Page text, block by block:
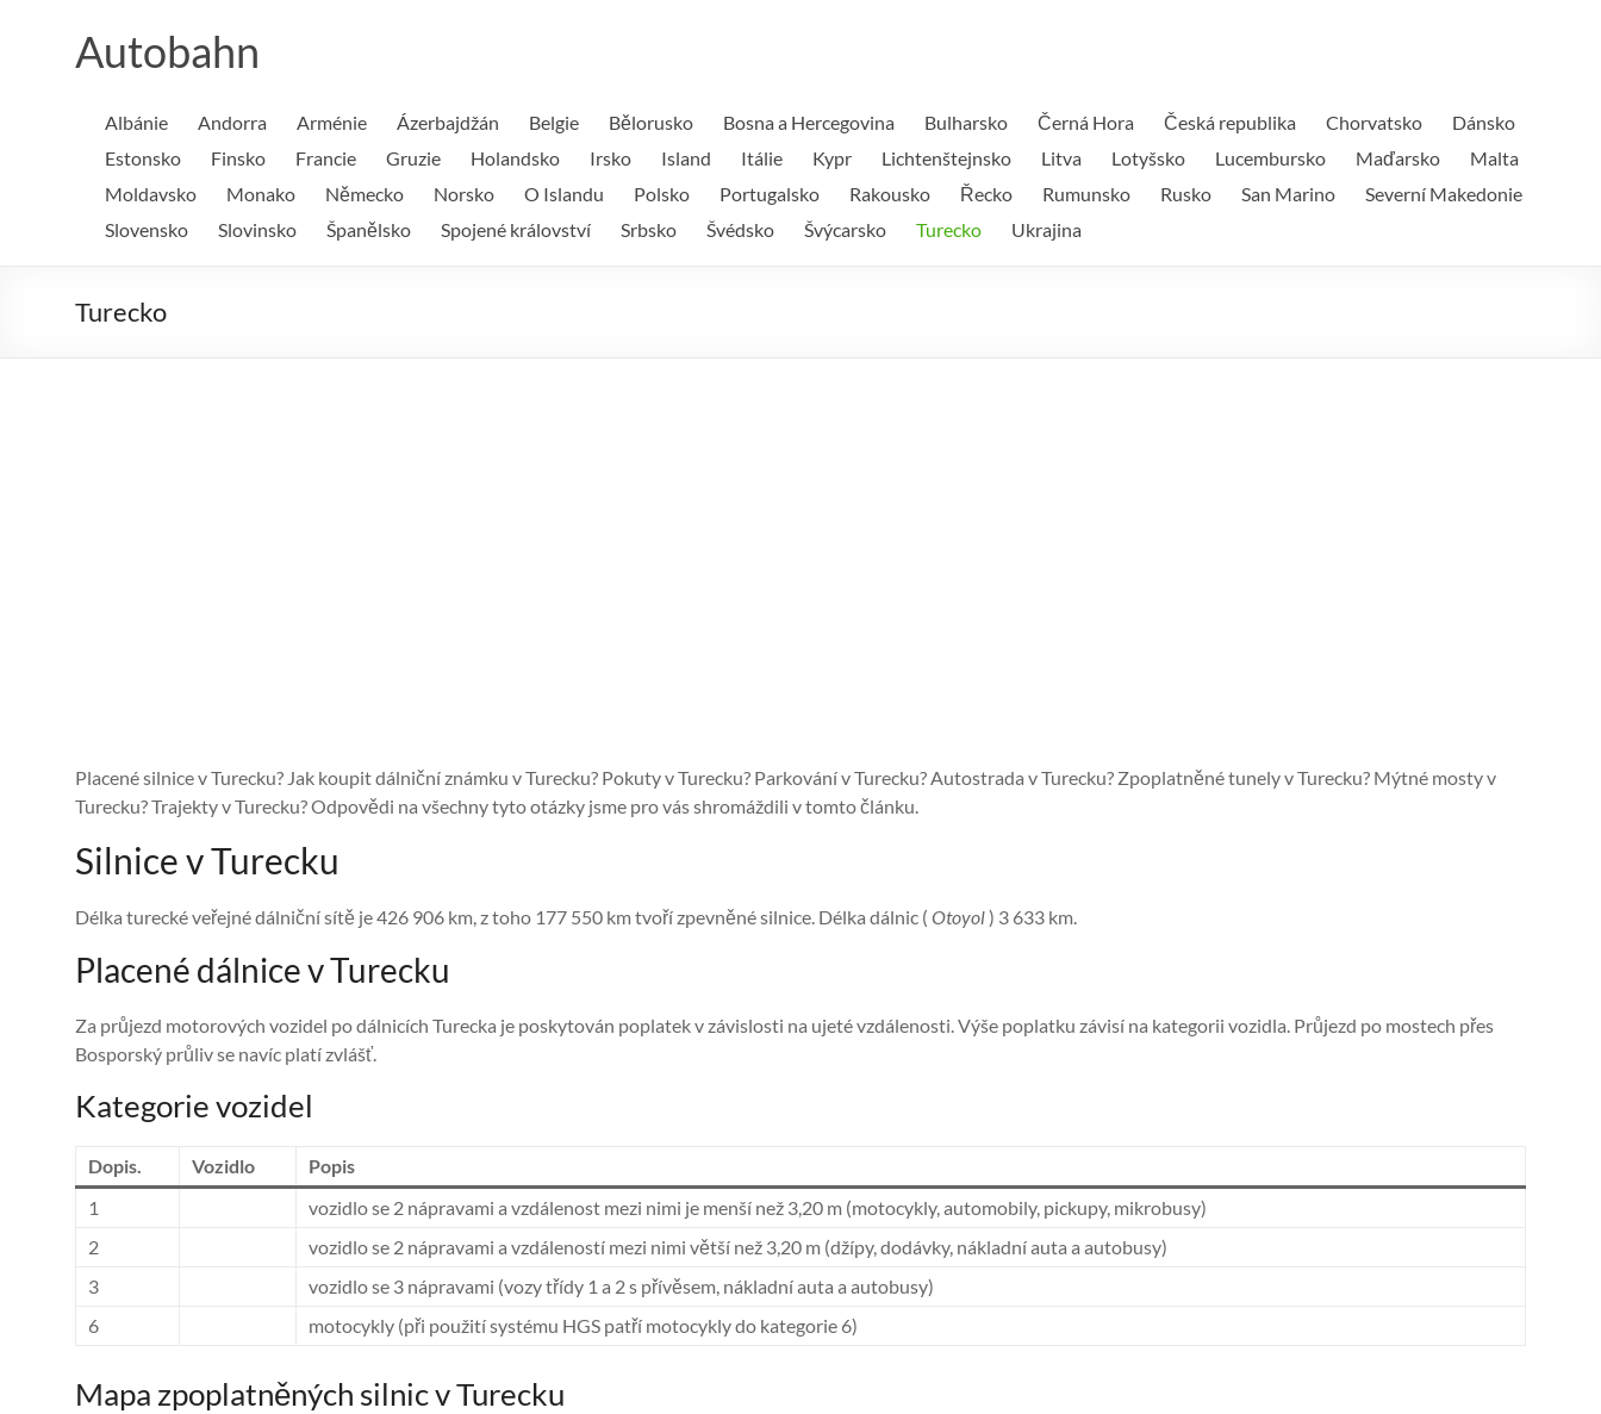
Autobahn
Albánie Andorra Arménie Ázerbajdžán Belgie Bělorusko Bosna a Hercegovina Bulharsko Černá Hora Česká republika Chorvatsko
Dánsko
Estonsko
Finsko Francie Gruzie Holandsko Irsko Island Itálie Kypr Lichtenštejnsko Litva Lotyšsko Lucembursko Maďarsko
Malta
Moldavsko
Monako Německo Norsko O Islandu Polsko Portugalsko Rakousko Řecko Rumunsko Rusko San Marino
Severní Makedonie
Slovensko
Slovinsko Španělsko Spojené království Srbsko Švédsko Švýcarsko Turecko Ukrajina
Turecko
Placené silnice v Turecku? Jak koupit dálniční známku v Turecku? Pokuty v Turecku? Parkování v Turecku? Autostrada v Turecku? Zpoplatněné tunely v Turecku? Mýtné mosty v
Turecku? Trajekty v Turecku? Odpovědi na všechny tyto otázky jsme pro vás shromáždili v tomto článku.
Silnice v Turecku
Délka turecké veřejné dálniční sítě je 426 906 km, z toho 177 550 km tvoří zpevněné silnice. Délka dálnic ( Otoyol) 3 633 km.
Placené dálnice v Turecku
Za průjezd motorových vozidel po dálnicích Turecka je poskytován poplatek v závislosti na ujeté vzdálenosti. Výše poplatku závisí na kategorii vozidla. Průjezd po mostech přes
Bosporský průliv se navíc platí zvlášť.
Kategorie vozidel
Dopis. Vozidlo
Popis
1
vozidlo se 2 nápravami a vzdálenost mezi nimi je menší než 3,20 m (motocykly, automobily, pickupy, mikrobusy)
2
vozidlo se 2 nápravami a vzdáleností mezi nimi větší než 3,20 m (džípy, dodávky, nákladní auta a autobusy)
3
vozidlo se 3 nápravami (vozy třídy 1 a 2 s přívěsem, nákladní auta a autobusy)
6
motocykly (při použití systému HGS patří motocykly do kategorie 6)
Mapa zpoplatněných silnic v Turecku